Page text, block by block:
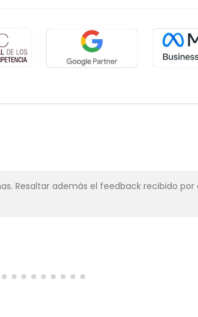
Resaltar además el feedback recibido por